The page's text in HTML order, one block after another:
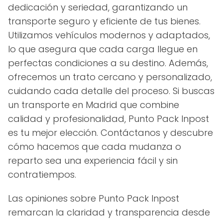
dedicación y seriedad, garantizando un
transporte seguro y eficiente de tus bienes.
Utilizamos vehículos modernos y adaptados,
lo que asegura que cada carga llegue en
perfectas condiciones a su destino. Además,
ofrecemos un trato cercano y personalizado,
cuidando cada detalle del proceso. Si buscas
un transporte en Madrid que combine
calidad y profesionalidad, Punto Pack Inpost
es tu mejor elección. Contáctanos y descubre
cómo hacemos que cada mudanza o
reparto sea una experiencia fácil y sin
contratiempos.
Las opiniones sobre Punto Pack Inpost
remarcan la claridad y transparencia desde